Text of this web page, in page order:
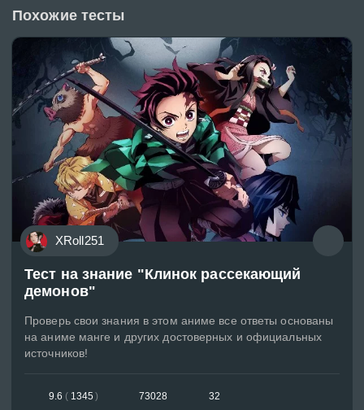
Похожие тесты
XRoll251
Тест на знание "Клинок рассекающий
демонов"
Проверь свои знания в этом аниме все ответы основаны
на аниме манге и других достоверных и официальных
источников!
9.6 ( 1345 ) 73028 32